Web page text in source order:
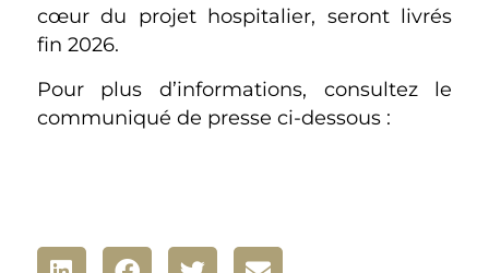
cœur du projet hospitalier, seront livrés
fin 2026.
Pour plus d’informations, consultez le
communiqué de presse ci-dessous :